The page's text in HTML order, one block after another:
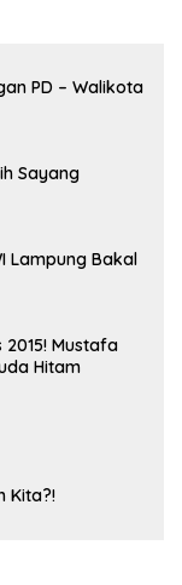
PD – Walikota
Sayang
Lampung Bakal
Mustafa
Hitam
Kita?!